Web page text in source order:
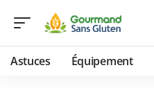
Astuces Équipement